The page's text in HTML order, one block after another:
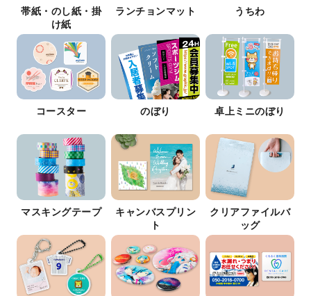
帯紙・のし紙・掛
け紙
ランチョンマット うちわ
コースター のぼり 卓上ミニのぼり
マスキングテープ
キャンバスプリン
ト
クリアファイルバ
ッグ